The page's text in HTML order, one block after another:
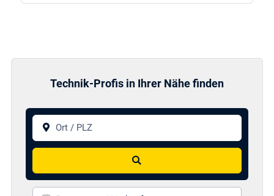
Technik-Profis in Ihrer Nähe finden
Ort / PLZ
Suchen